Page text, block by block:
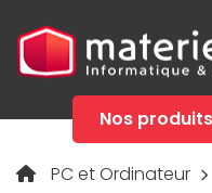
Nos produits
PC et Ordinateur